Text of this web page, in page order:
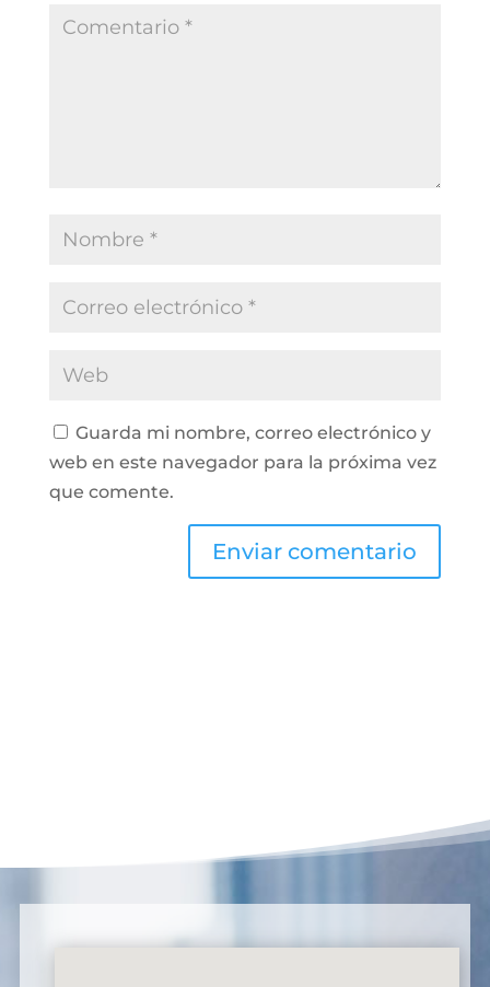
Guarda mi nombre, correo electrónico y
web en este navegador para la próxima vez
que comente.